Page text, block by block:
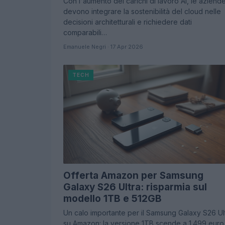
devono integrare la sostenibilità del cloud nelle
decisioni architetturali e richiedere dati
comparabili…
Emanuele Negri · 17 Apr 2026
TECH
Offerta Amazon per Samsung
Galaxy S26 Ultra: risparmia sul
modello 1TB e 512GB
Un calo importante per il Samsung Galaxy S26